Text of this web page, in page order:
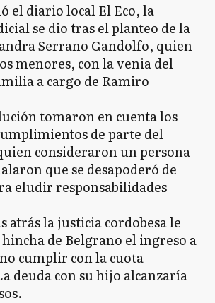
el diario local El Eco, la
se dio tras el planteo de la
Serrano Gandolfo, quien
menores, con la venia del
a cargo de Ramiro
tomaron en cuenta los
de parte del
consideraron un persona
que se desapoderó de
eludir responsabilidades
atrás la justicia cordobesa le
de Belgrano el ingreso a
cumplir con la cuota
deuda con su hijo alcanzaría